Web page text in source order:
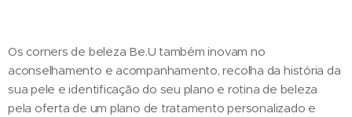
Os corners de beleza Be.U também inovam no
aconselhamento e acompanhamento, recolha da história da
sua pele e identificação do seu plano e rotina de beleza
pela oferta de um plano de tratamento personalizado e